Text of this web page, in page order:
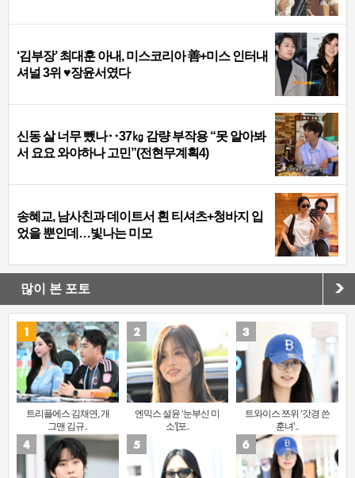
‘김부장’ 최대훈 아내, 미스코리아 善+미스 인터내
셔널 3위 ♥장윤서였다
신동 살 너무 뺐나‥37㎏ 감량 부작용 “못 알아봐
서 요요 와야하나 고민”(전현무계획4)
송혜교, 남사친과 데이트서 흰 티셔츠+청바지 입
었을 뿐인데…빛나는 미모
많이 본 포토
트리플에스 김채연, 개
그맨 김규..
엔믹스 설윤 ‘눈부신 미
소’[포..
트와이스 쯔위 ‘갓경 쓴
훈녀’..